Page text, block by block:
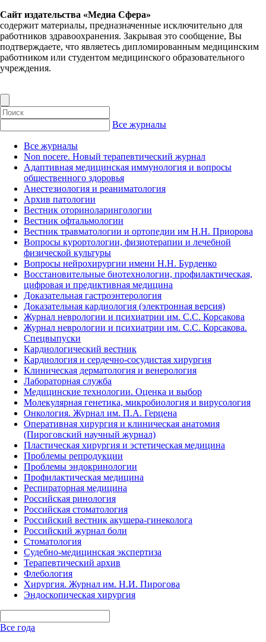
Сайт издательства «Медиа Сфера»
содержит материалы, предназначенные исключительно для
работников здравоохранения. Закрывая это сообщение, Вы
подтверждаете, что являетесь дипломированным медицинским
работником или студентом медицинского образовательного
учреждения.
Все журналы
Все журналы
Non nocere. Новый терапевтический журнал
Адаптивная медицинская иммунология и вопросы
общественного здоровья
Анестезиология и реаниматология
Архив патологии
Вестник оториноларингологии
Вестник офтальмологии
Вестник травматологии и ортопедии им Н.Н. Приорова
Вопросы курортологии, физиотерапии и лечебной
физической культуры
Вопросы нейрохирургии имени Н.Н. Бурденко
Восстановительные биотехнологии, профилактическая,
цифровая и предиктивная медицина
Доказательная гастроэнтерология
Доказательная кардиология (электронная версия)
Журнал неврологии и психиатрии им. С.С. Корсакова
Журнал неврологии и психиатрии им. С.С. Корсакова.
Спецвыпуски
Кардиологический вестник
Кардиология и сердечно-сосудистая хирургия
Клиническая дерматология и венерология
Лабораторная служба
Медицинские технологии. Оценка и выбор
Молекулярная генетика, микробиология и вирусология
Онкология. Журнал им. П.А. Герцена
Оперативная хирургия и клиническая анатомия
(Пироговский научный журнал)
Пластическая хирургия и эстетическая медицина
Проблемы репродукции
Проблемы эндокринологии
Профилактическая медицина
Респираторная медицина
Российская ринология
Российская стоматология
Российский вестник акушера-гинеколога
Российский журнал боли
Стоматология
Судебно-медицинская экспертиза
Терапевтический архив
Флебология
Хирургия. Журнал им. Н.И. Пирогова
Эндоскопическая хирургия
Все года